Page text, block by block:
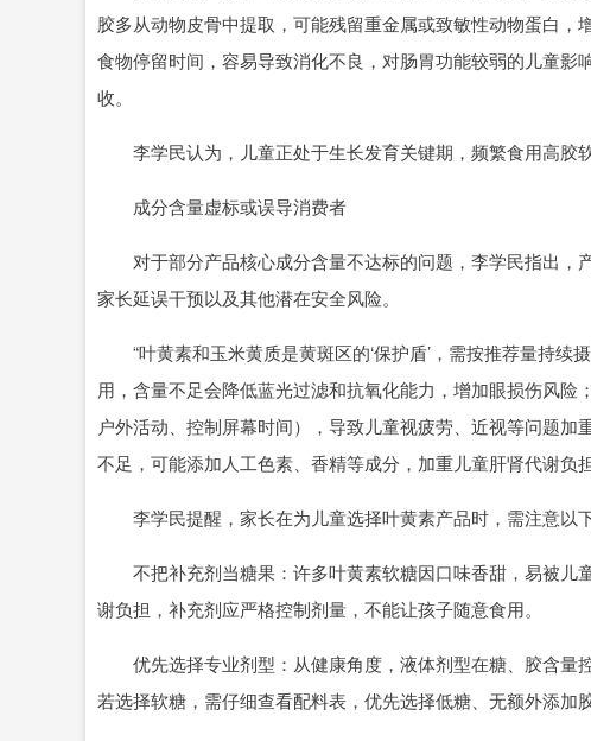
胶多从动物皮骨中提取，可能残留重金属或致敏性动物蛋白
食物停留时间，容易导致消化不良，对肠胃功能较弱的儿童
收。
李学民认为，儿童正处于生长发育关键期，频繁食用高胶
成分含量虚标或误导消费者
对于部分产品核心成分含量不达标的问题，李学民指出，
家长延误干预以及其他潜在安全风险。
“叶黄素和玉米黄质是黄斑区的‘保护盾’，需按推荐量持续
用，含量不足会降低蓝光过滤和抗氧化能力，增加眼损伤风
户外活动、控制屏幕时间），导致儿童视疲劳、近视等问题
不足，可能添加人工色素、香精等成分，加重儿童肝肾代谢负
李学民提醒，家长在为儿童选择叶黄素产品时，需注意以下
不把补充剂当糖果：许多叶黄素软糖因口味香甜，易被儿
谢负担，补充剂应严格控制剂量，不能让孩子随意食用。
优先选择专业剂型：从健康角度，液体剂型在糖、胶含量
若选择软糖，需仔细查看配料表，优先选择低糖、无额外添加